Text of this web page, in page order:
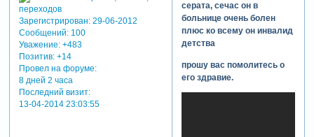
Зарегистрирован: 29-06-2012
Сообщений:100
Уважение: +483
Позитив: +14
Провел на форуме:
8 дней 2 часа
Последний визит:
13-04-2014 23:03:55
серата, сечас он в
больнице очень болен
плюс ко всему он инвалид
детства
прошу вас помолитесь о
его здравие.